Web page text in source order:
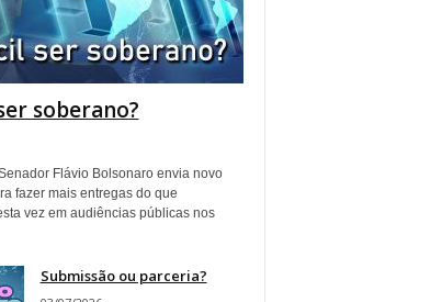
soberano?
Flávio Bolsonaro envia novo
fazer mais entregas do que
vez em audiências públicas nos
Submissão ou parceria?